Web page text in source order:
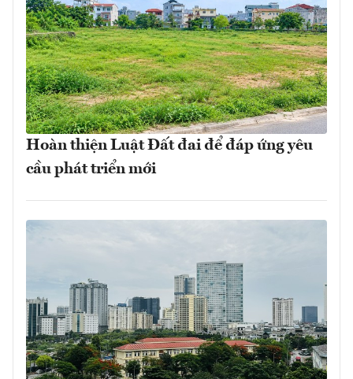
Hoàn thiện Luật Đất đai để đáp ứng yêu
cầu phát triển mới